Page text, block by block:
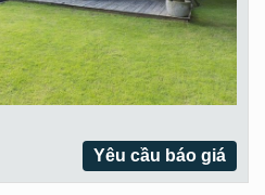
Yêu cầu báo giá